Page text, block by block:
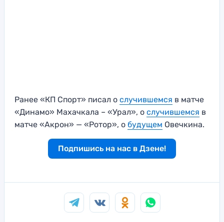
Ранее «КП Спорт» писал о случившемся в матче
«Динамо» Махачкала – «Урал», о случившемся в
матче «Акрон» — «Ротор», о будущем Овечкина.
Подпишись на нас в Дзене!